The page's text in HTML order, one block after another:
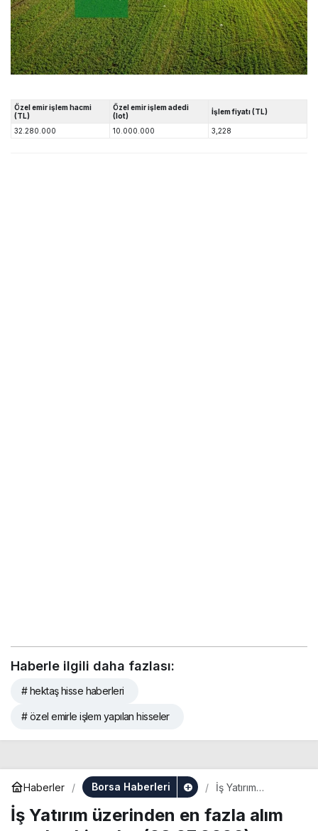
Özel emir işlem hacmi
(TL)
Özel emir işlem adedi
(lot)
İşlem fiyatı (TL)
32.280.000 10.000.000 3,228
Haberle ilgili daha fazlası:
# hektaş hisse haberleri
# özel emirle işlem yapılan hisseler
Haberler Borsa Haberleri
İş Yatırım
fazla alım yapılan
hisseler
İş Yatırım üzerinden en fazla alım